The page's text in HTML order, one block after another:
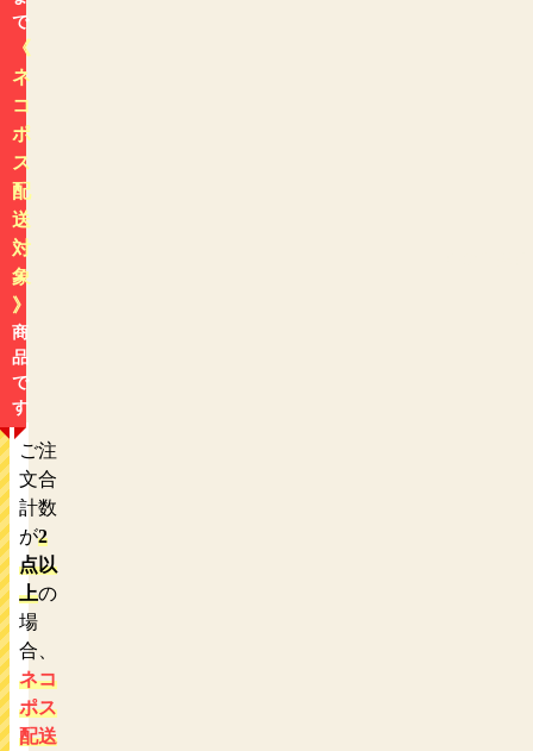
で
《
ネ
コ
ポ
ス
配
送
対
象
》
商
品
で
す
ご注
文合
計数
が2
点以
上の
場
合、
ネコ
ポス
配送